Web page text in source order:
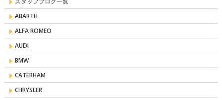
ABARTH
ALFA ROMEO
AUDI
BMW
CATERHAM
CHRYSLER